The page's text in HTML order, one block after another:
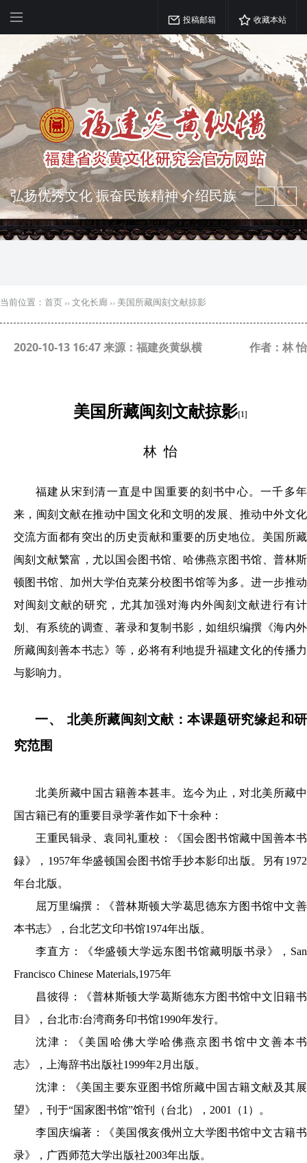
投稿邮箱 收藏本站
弘扬优秀文化 振奋民族精神 介绍民族
瑰宝 宣传中华精英
突出海西特色 报道台港澳侨 坚持古为
今用 力求雅俗共赏
当前位置： 首页 ›› 文化长廊 ›› 美国所藏闽刻文献掠影
2020-10-13 16:47 来源：福建炎黄纵横 作者：林 怡
美国所藏闽刻文献掠影[1]
林 怡
福建从宋到清一直是中国重要的刻书中心。一千多年
来，闽刻文献在推动中国文化和文明的发展、推动中外文化
交流方面都有突出的历史贡献和重要的历史地位。美国所藏
闽刻文献繁富，尤以国会图书馆、哈佛燕京图书馆、普林斯
顿图书馆、加州大学伯克莱分校图书馆等为多。进一步推动
对闽刻文献的研究，尤其加强对海内外闽刻文献进行有计
划、有系统的调查、著录和复制书影，如组织编撰《海内外
所藏闽刻善本书志》等，必将有利地提升福建文化的传播力
与影响力。
一、
北美所藏闽刻文献：本课题研究缘起和研
究范围
北美所藏中国古籍善本甚丰。迄今为止，对北美所藏中
国古籍已有的重要目录学著作如下十余种：
王重民辑录、袁同礼重校：《国会图书馆藏中国善本书
録》，1957年华盛顿国会图书馆手抄本影印出版。另有1972
年台北版。
屈万里编撰：《普林斯顿大学葛思德东方图书馆中文善
本书志》，台北艺文印书馆1974年出版。
李直方：《华盛顿大学远东图书馆藏明版书录》，San
Francisco Chinese Materials,1975年
昌彼得：《普林斯顿大学葛斯德东方图书馆中文旧籍书
目》，台北市:台湾商务印书馆1990年发行。
沈津：《美国哈佛大学哈佛燕京图书馆中文善本书
志》，上海辞书出版社1999年2月出版。
沈津：《美国主要东亚图书馆所藏中国古籍文献及其展
望》，刊于“国家图书馆”馆刊（台北），2001（1）。
李国庆编著：《美国俄亥俄州立大学图书馆中文古籍书
录》，广西师范大学出版社2003年出版。